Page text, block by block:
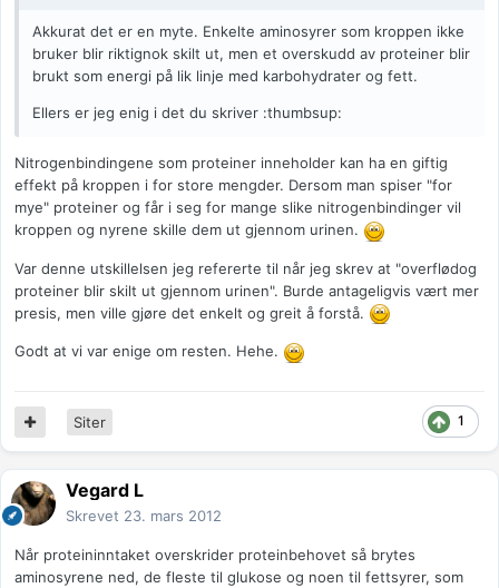
Akkurat det er en myte. Enkelte aminosyrer som kroppen ikke
bruker blir riktignok skilt ut, men et overskudd av proteiner blir
brukt som energi på lik linje med karbohydrater og fett.
Ellers er jeg enig i det du skriver :thumbsup:
Nitrogenbindingene som proteiner inneholder kan ha en giftig
effekt på kroppen i for store mengder. Dersom man spiser "for
mye" proteiner og får i seg for mange slike nitrogenbindinger vil
kroppen og nyrene skille dem ut gjennom urinen.
Var denne utskillelsen jeg refererte til når jeg skrev at "overflødog
proteiner blir skilt ut gjennom urinen". Burde antageligvis vært mer
presis, men ville gjøre det enkelt og greit å forstå.
Godt at vi var enige om resten. Hehe.
1
Siter
Vegard L
Skrevet 23. mars 2012
Når proteininntaket overskrider proteinbehovet så brytes
aminosyrene ned, de fleste til glukose og noen til fettsyrer, som